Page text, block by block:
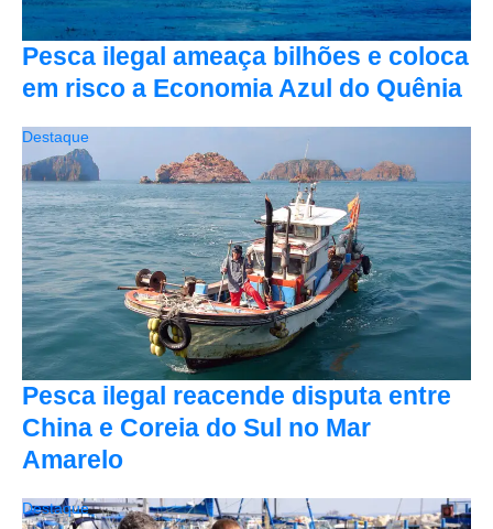
Pesca ilegal ameaça bilhões e coloca
em risco a Economia Azul do Quênia
Pesca ilegal reacende disputa entre
China e Coreia do Sul no Mar
Amarelo
Destaque
Destaque